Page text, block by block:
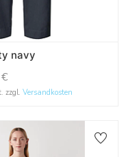
navy
€
zzgl.Versandkosten